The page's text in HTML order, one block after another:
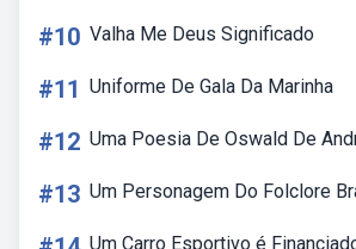
#10 Valha Me Deus Significado
#11 Uniforme De Gala Da Marinha
#12 Uma Poesia De Oswald De
#13 Um Personagem Do Folclore
Um Carro Esportivo é